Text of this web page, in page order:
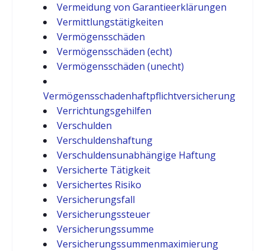
Vermeidung von Garantieerklärungen
Vermittlungstätigkeiten
Vermögensschäden
Vermögensschäden (echt)
Vermögensschäden (unecht)
Vermögensschadenhaftpflichtversicherung
Verrichtungsgehilfen
Verschulden
Verschuldenshaftung
Verschuldensunabhängige Haftung
Versicherte Tätigkeit
Versichertes Risiko
Versicherungsfall
Versicherungssteuer
Versicherungssumme
Versicherungssummenmaximierung